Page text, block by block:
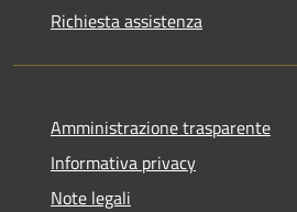
Richiesta assistenza
Amministrazione trasparente
Informativa privacy
Note legali